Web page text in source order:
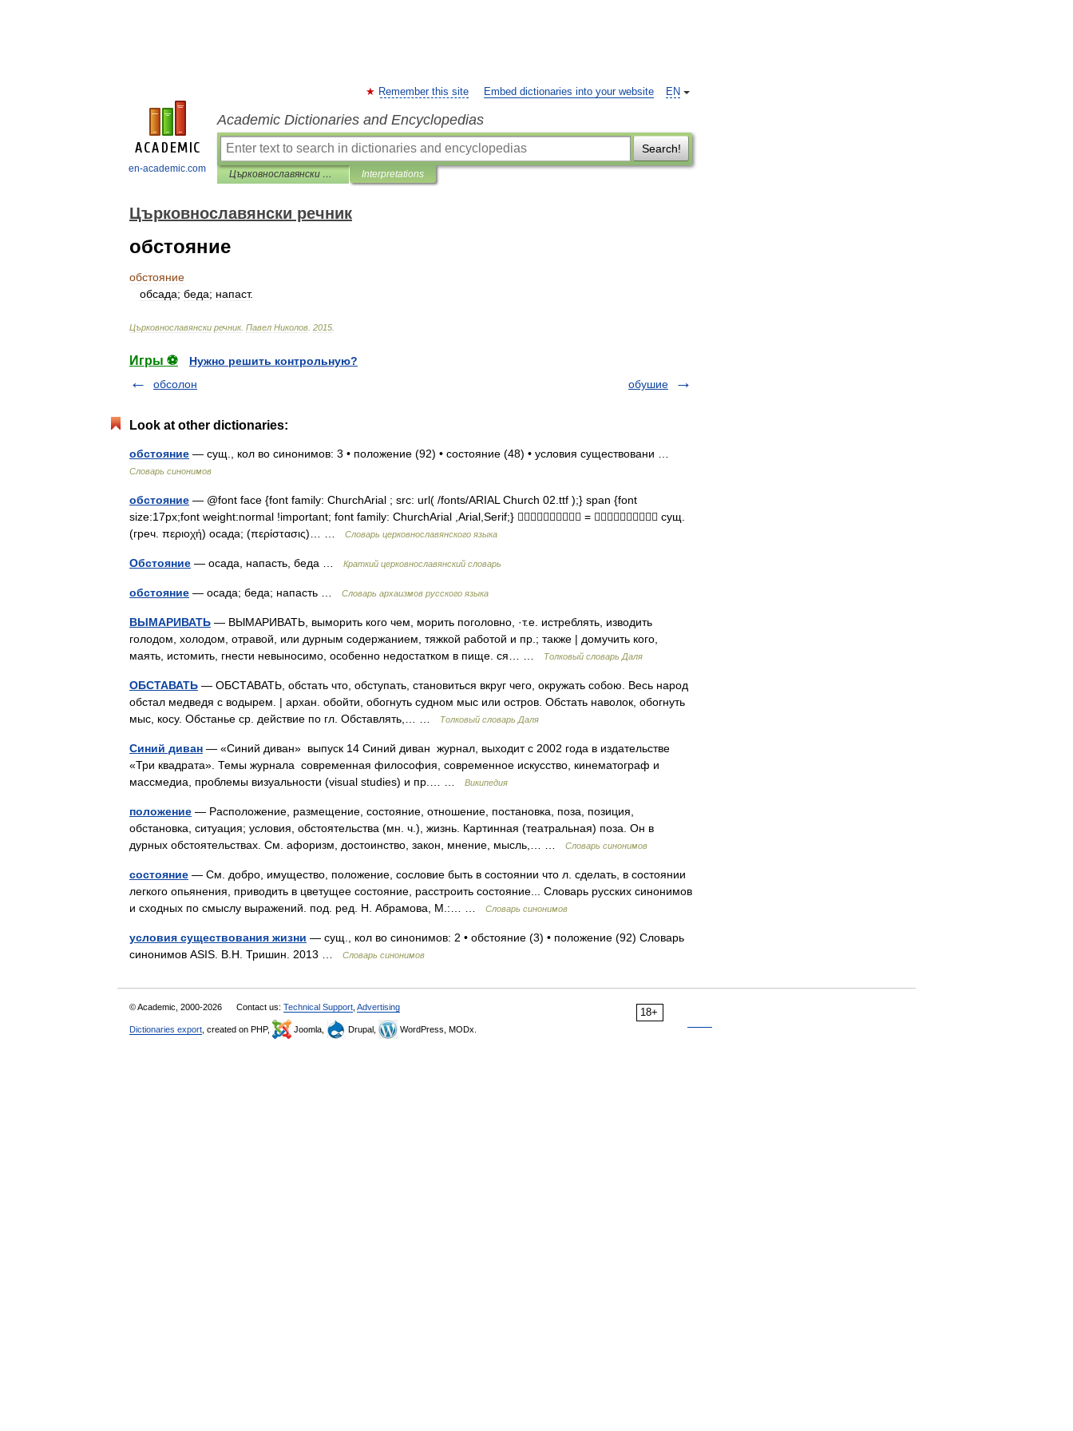
en-academic.com
EN
Remember this site Embed dictionaries into your website
Academic Dictionaries and Encyclopedias
Search!
Църковнославянски речник Interpretations
Църковнославянски речник
обстояние
обстояние
обсада; беда; напаст.
Църковнославянски речник. Павел Николов 2015
Игры ⚽
Нужно решить контрольную?
обсолон
обушие
Look at other dictionaries:
обстояние — сущ., кол во синонимов: 3 • положение (92) • состояние (48) • условия существовани …
Словарь синонимов
обстояние — @font face {font family: ChurchArial ; src: url( /fonts/ARIAL Church 02.ttf );} span {font
size:17px;font weight:normal !important; font family: ChurchArial ,Arial,Serif;}  =  сущ.
(греч. περιοχή) осада; (περίστασις)… …
Словарь церковнославянского языка
Обстояние — осада, напасть, беда … Краткий церковнославянский словарь
обстояние — осада; беда; напасть … Cловарь архаизмов русского языка
ВЫМАРИВАТЬ — ВЫМАРИВАТЬ, выморить кого чем, морить поголовно, ·т.е. истреблять, изводить
голодом, холодом, отравой, или дурным содержанием, тяжкой работой и пр.; также | домучить кого,
маять, истомить, гнести невыносимо, особенно недостатком в пище. ся… …
Толковый словарь Даля
ОБСТАВАТЬ — ОБСТАВАТЬ, обстать что, обступать, становиться вкруг чего, окружать собою. Весь народ
обстал медведя с водырем. | архан. обойти, обогнуть судном мыс или остров. Обстать наволок, обогнуть
мыс, косу. Обстанье ср. действие по гл. Обставлять,… …
Толковый словарь Даля
Синий диван — «Синий диван» выпуск 14 Синий диван журнал, выходит с 2002 года в издательстве
«Три квадрата». Темы журнала современная философия, современное искусство, кинематограф и
массмедиа, проблемы визуальности (visual studies) и пр.… …
Википедия
положение — Расположение, размещение, состояние, отношение, постановка, поза, позиция,
обстановка, ситуация; условия, обстоятельства (мн. ч.), жизнь. Картинная (театральная) поза. Он в
дурных обстоятельствах. См. афоризм, достоинство, закон, мнение, мысль,… …
Словарь синонимов
состояние — См. добро, имущество, положение, сословие быть в состоянии что л. сделать, в состоянии
легкого опьянения, приводить в цветущее состояние, расстроить состояние... Словарь русских синонимов
и сходных по смыслу выражений. под. ред. Н. Абрамова, М.:… …
Словарь синонимов
условия существования жизни — сущ., кол во синонимов: 2 • обстояние (3) • положение (92) Словарь
синонимов ASIS. В.Н. Тришин. 2013 …
Словарь синонимов
18+
© Academic, 2000-2026 Contact us: Technical Support Advertising
Dictionaries export , created on PHP, Joomla, Drupal, WordPress, MODx.